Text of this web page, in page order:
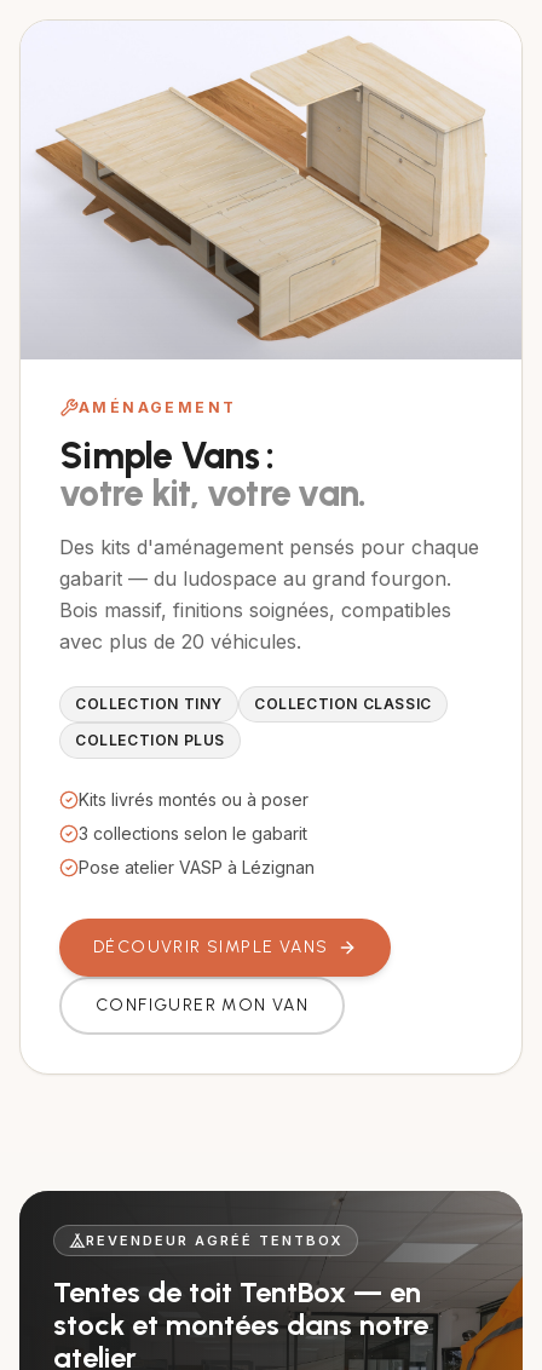
AMÉNAGEMENT
Simple Vans :
votre kit, votre van.
Des kits d'aménagement pensés pour chaque
gabarit — du ludospace au grand fourgon.
Bois massif, finitions soignées, compatibles
avec plus de 20 véhicules.
COLLECTION TINY COLLECTION CLASSIC
COLLECTION PLUS
Kits livrés montés ou à poser
3 collections selon le gabarit
Pose atelier VASP à Lézignan
DÉCOUVRIR SIMPLE VANS
CONFIGURER MON VAN
REVENDEUR AGRÉÉ TENTBOX
Tentes de toit TentBox — en
stock et montées dans notre
atelier